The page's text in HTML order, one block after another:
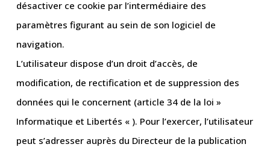
désactiver ce cookie par l’intermédiaire des
paramètres figurant au sein de son logiciel de
navigation.
L’utilisateur dispose d’un droit d’accès, de
modification, de rectification et de suppression des
données qui le concernent (article 34 de la loi »
Informatique et Libertés « ). Pour l’exercer, l’utilisateur
peut s’adresser auprès du Directeur de la publication